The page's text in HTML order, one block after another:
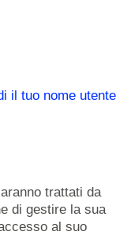
il tuo nome utente
trattati da
di gestire la sua
al suo